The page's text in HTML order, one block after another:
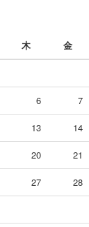
木 金
6 7
13 14
20 21
27 28